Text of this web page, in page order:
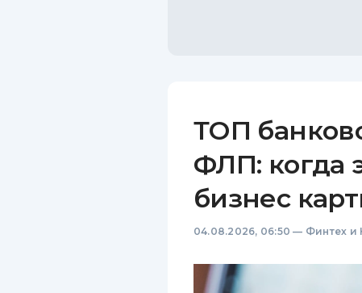
ТОП
ФЛП: когда
бизнес
04.08.2026, 06:50 — Финтех и